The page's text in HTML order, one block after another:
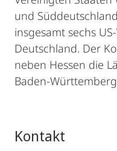
und
insgesamt sechs
Deutschland. Der
neben Hessen die
Baden-
Kontakt